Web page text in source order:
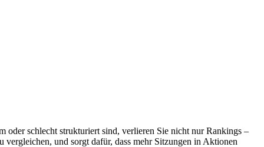
oder schlecht strukturiert sind, verlieren Sie nicht nur Rankings –
und sorgt dafür, dass mehr Sitzungen in Aktionen